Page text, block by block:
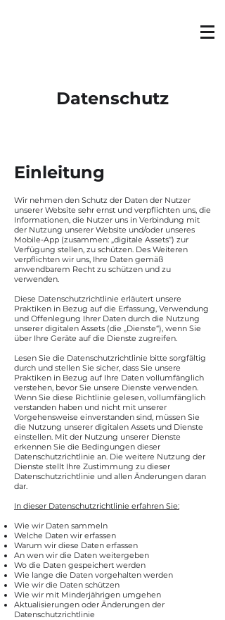
Datenschutz
Einleitung
Wir nehmen den Schutz der Daten der Nutzer
unserer Website sehr ernst und verpflichten uns, die
Informationen, die Nutzer uns in Verbindung mit
der Nutzung unserer Website und/oder unseres
Mobile-App (zusammen: „digitale Assets“) zur
Verfügung stellen, zu schützen. Des Weiteren
verpflichten wir uns, Ihre Daten gemäß
anwendbarem Recht zu schützen und zu
verwenden.
Diese Datenschutzrichtlinie erläutert unsere
Praktiken in Bezug auf die Erfassung, Verwendung
und Offenlegung Ihrer Daten durch die Nutzung
unserer digitalen Assets (die „Dienste“), wenn Sie
über Ihre Geräte auf die Dienste zugreifen.
Lesen Sie die Datenschutzrichtlinie bitte sorgfältig
durch und stellen Sie sicher, dass Sie unsere
Praktiken in Bezug auf Ihre Daten vollumfänglich
verstehen, bevor Sie unsere Dienste verwenden.
Wenn Sie diese Richtlinie gelesen, vollumfänglich
verstanden haben und nicht mit unserer
Vorgehensweise einverstanden sind, müssen Sie
die Nutzung unserer digitalen Assets und Dienste
einstellen. Mit der Nutzung unserer Dienste
erkennen Sie die Bedingungen dieser
Datenschutzrichtlinie an. Die weitere Nutzung der
Dienste stellt Ihre Zustimmung zu dieser
Datenschutzrichtlinie und allen Änderungen daran
dar.
In dieser Datenschutzrichtlinie erfahren Sie:
Wie wir Daten sammeln
Welche Daten wir erfassen
Warum wir diese Daten erfassen
An wen wir die Daten weitergeben
Wo die Daten gespeichert werden
Wie lange die Daten vorgehalten werden
Wie wir die Daten schützen
Wie wir mit Minderjährigen umgehen
Aktualisierungen oder Änderungen der
Datenschutzrichtlinie